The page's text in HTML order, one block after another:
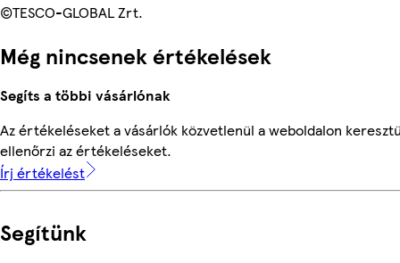
©TESCO-GLOBAL Zrt.
Még nincsenek értékelések
Segíts a többi vásárlónak
Az értékeléseket a vásárlók közvetlenül a weboldalon
ellenőrzi az értékeléseket.
Írj értékelést
Segítünk